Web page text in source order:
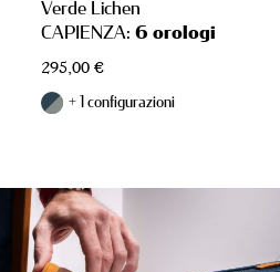
Verde Lichen
CAPIENZA: 6 orologi
295,00 €
+ 1 configurazioni